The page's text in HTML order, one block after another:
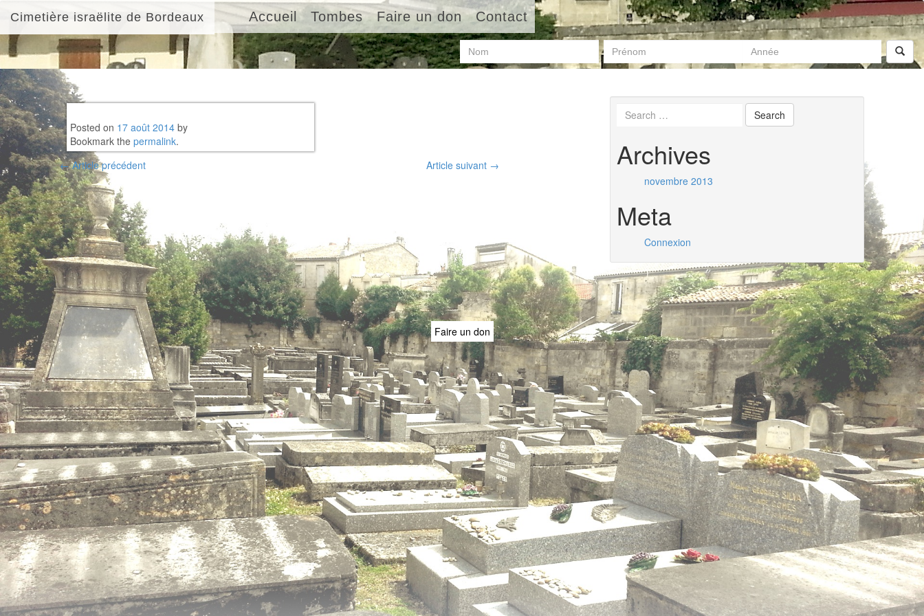
Cimetière israëlite de Bordeaux Accueil Tombes Faire un don Contact
Posted on 17 août 2014 by
Bookmark the permalink.
Post
navigation
←Article précédent Article suivant → Archives
novembre 2013
Meta
Connexion
Faire un don